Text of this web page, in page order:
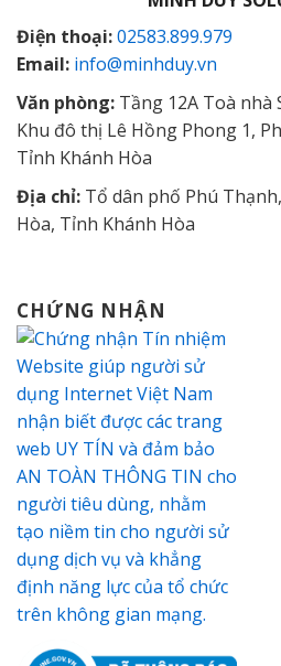
Điện thoại:02583.899.979
Email: info@minhduy.vn
Văn phòng: Tầng 12A Toà nhà
Khu đô thị Lê Hồng Phong 1,
Tỉnh Khánh Hòa
Địa chỉ: Tổ dân phố Phú
Hòa, Tỉnh Khánh Hòa
CHỨNG NHẬN